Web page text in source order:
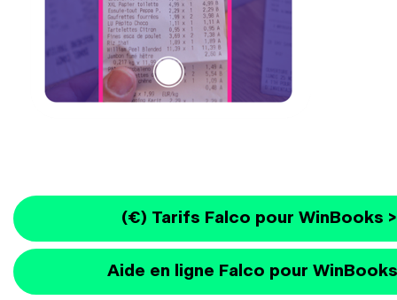
(€) Tarifs Falco pour WinBooks
Aide en ligne Falco pour WinBooks